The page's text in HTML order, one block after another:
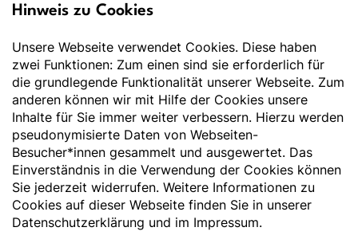
für Ernährung e.V.
Der Wissenschaft verpflichtet - Ihre Partnerin für
Essen und Trinken
Deutsche Gesellschaft für Ernährung e. V.
Godesberger Allee 136
53175 Bonn
Tel:+49 228 3776-600
Fax:
+49 228 3776-800
webmaster@dge.de
Hinweis zu Cookies
Unsere Webseite verwendet Cookies. Diese haben
zwei Funktionen: Zum einen sind sie erforderlich für
die grundlegende Funktionalität unserer Webseite. Zum
anderen können wir mit Hilfe der Cookies unsere
Inhalte für Sie immer weiter verbessern. Hierzu werden
pseudonymisierte Daten von Webseiten-
Besucher*innen gesammelt und ausgewertet. Das
Einverständnis in die Verwendung der Cookies können
Sie jederzeit widerrufen. Weitere Informationen zu
Cookies auf dieser Webseite finden Sie in unserer
Datenschutzerklärung und im Impressum.